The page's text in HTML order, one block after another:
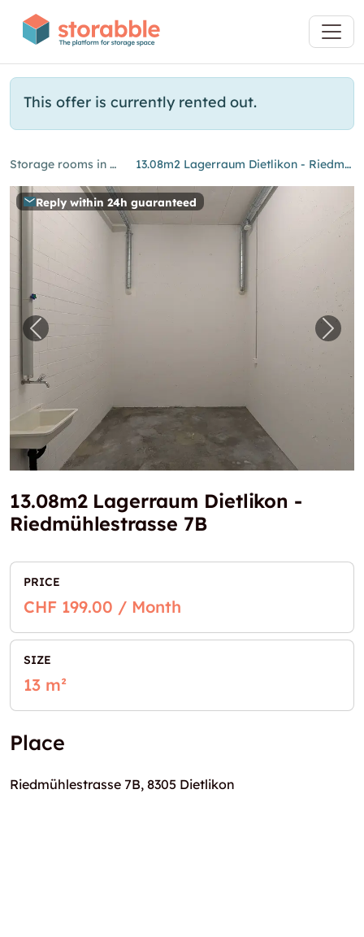
This offer is currently rented out.
Storage rooms in Dietlikon 13.08m2 Lagerraum Dietlikon - Riedmühlestrasse 7B
Reply within 24h guaranteed
Previous image for "13.08m2 Lagerraum Next
13.08m2 Lagerraum Dietlikon -
Riedmühlestrasse 7B
PRICE
CHF 199.00 / Month
SIZE
13 m²
Place
Riedmühlestrasse 7B, 8305 Dietlikon